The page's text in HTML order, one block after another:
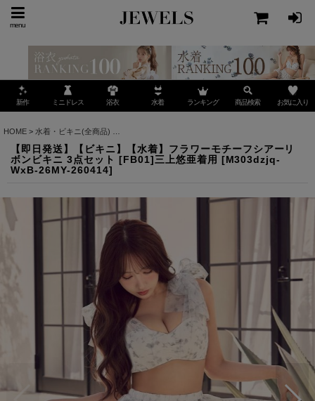
menu
新作 ミニドレス 浴衣 水着 ランキング 商品検索 お気に入り
HOME > 水着・ビキニ(全商品)
【即日発送】【ビキニ】【水着】フラワーモチーフシアーリ
ボンビキニ 3点セット [FB01]三上悠亜着用 [M303dzjq-
WxB-26MY-260414]